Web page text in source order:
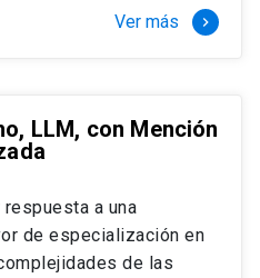
Ver más keyboard_arrow_right
LLM, con Mención
a una
de especialización en
de las